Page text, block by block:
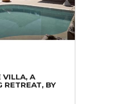
VILLA, A
RETREAT, BY